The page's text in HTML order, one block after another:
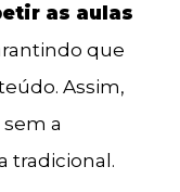
as aulas
que
Assim,
a
tradicional.